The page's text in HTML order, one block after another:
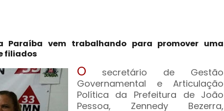
Paraíba vem trabalhando para promover uma
filiados
O secretário de Gestão
Governamental e Articulação
Política da Prefeitura de João
Pessoa, Zennedy Bezerra,